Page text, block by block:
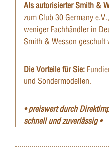
Als autorisierter Smith &
zum Club 30 Germany
weniger Fachhändler in
Smith & Wesson geschult
Die Vorteile für Sie:
und Sondermodellen.
• preiswert durch
schnell und zuverlässig •